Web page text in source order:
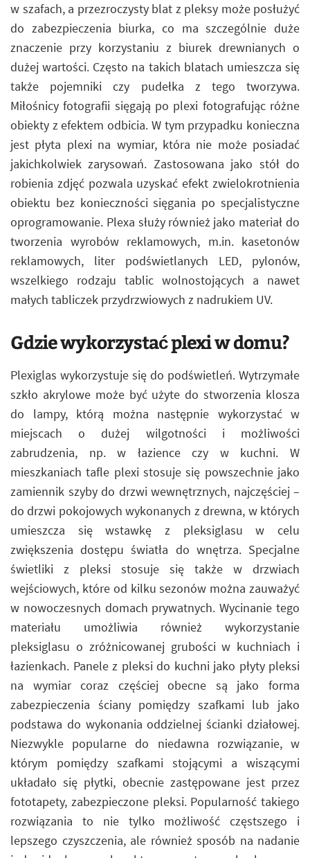
w szafach, a przezroczysty blat z pleksy może posłużyć
do zabezpieczenia biurka, co ma szczególnie duże
znaczenie przy korzystaniu z biurek drewnianych o
dużej wartości. Często na takich blatach umieszcza się
także pojemniki czy pudełka z tego tworzywa.
Miłośnicy fotografii sięgają po plexi fotografując różne
obiekty z efektem odbicia. W tym przypadku konieczna
jest płyta plexi na wymiar, która nie może posiadać
jakichkolwiek zarysowań. Zastosowana jako stół do
robienia zdjęć pozwala uzyskać efekt zwielokrotnienia
obiektu bez konieczności sięgania po specjalistyczne
oprogramowanie. Plexa służy również jako materiał do
tworzenia wyrobów reklamowych, m.in. kasetonów
reklamowych, liter podświetlanych LED, pylonów,
wszelkiego rodzaju tablic wolnostojących a nawet
małych tabliczek przydrzwiowych z nadrukiem UV.
Gdzie wykorzystać plexi w domu?
Plexiglas wykorzystuje się do podświetleń. Wytrzymałe
szkło akrylowe może być użyte do stworzenia klosza
do lampy, którą można następnie wykorzystać w
miejscach o dużej wilgotności i możliwości
zabrudzenia, np. w łazience czy w kuchni. W
mieszkaniach tafle plexi stosuje się powszechnie jako
zamiennik szyby do drzwi wewnętrznych, najczęściej –
do drzwi pokojowych wykonanych z drewna, w których
umieszcza się wstawkę z pleksiglasu w celu
zwiększenia dostępu światła do wnętrza. Specjalne
świetliki z pleksi stosuje się także w drzwiach
wejściowych, które od kilku sezonów można zauważyć
w nowoczesnych domach prywatnych. Wycinanie tego
materiału umożliwia również wykorzystanie
pleksiglasu o zróżnicowanej grubości w kuchniach i
łazienkach. Panele z pleksi do kuchni jako płyty pleksi
na wymiar coraz częściej obecne są jako forma
zabezpieczenia ściany pomiędzy szafkami lub jako
podstawa do wykonania oddzielnej ścianki działowej.
Niezwykle popularne do niedawna rozwiązanie, w
którym pomiędzy szafkami stojącymi a wiszącymi
układało się płytki, obecnie zastępowane jest przez
fototapety, zabezpieczone pleksi. Popularność takiego
rozwiązania to nie tylko możliwość częstszego i
lepszego czyszczenia, ale również sposób na nadanie